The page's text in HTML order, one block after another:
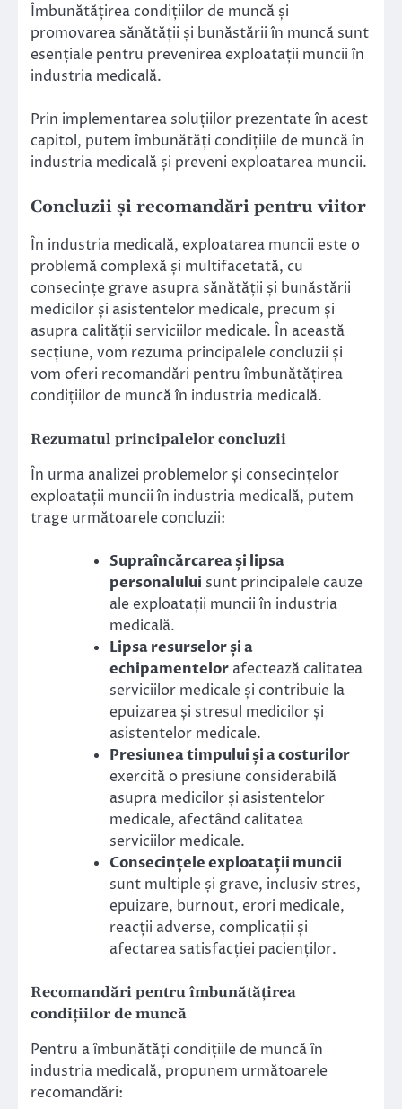
Îmbunătățirea condițiilor de muncă și
promovarea sănătății și bunăstării în muncă sunt
esențiale pentru prevenirea exploatații muncii în
industria medicală.
Prin implementarea soluțiilor prezentate în acest
capitol, putem îmbunătăți condițiile de muncă în
industria medicală și preveni exploatarea muncii.
Concluzii și recomandări pentru viitor
În industria medicală, exploatarea muncii este o
problemă complexă și multifacetată, cu
consecințe grave asupra sănătății și bunăstării
medicilor și asistentelor medicale, precum și
asupra calității serviciilor medicale. În această
secțiune, vom rezuma principalele concluzii și
vom oferi recomandări pentru îmbunătățirea
condițiilor de muncă în industria medicală.
Rezumatul principalelor concluzii
În urma analizei problemelor și consecințelor
exploatații muncii în industria medicală, putem
trage următoarele concluzii:
Supraîncărcarea și lipsa
personalului sunt principalele cauze
ale exploatații muncii în industria
medicală.
Lipsa resurselor și a
echipamentelor afectează calitatea
serviciilor medicale și contribuie la
epuizarea și stresul medicilor și
asistentelor medicale.
Presiunea timpului și a costurilor
exercită o presiune considerabilă
asupra medicilor și asistentelor
medicale, afectând calitatea
serviciilor medicale.
Consecințele exploatații muncii
sunt multiple și grave, inclusiv stres,
epuizare, burnout, erori medicale,
reacții adverse, complicații și
afectarea satisfacției pacienților.
Recomandări pentru îmbunătățirea
condițiilor de muncă
Pentru a îmbunătăți condițiile de muncă în
industria medicală, propunem următoarele
recomandări: